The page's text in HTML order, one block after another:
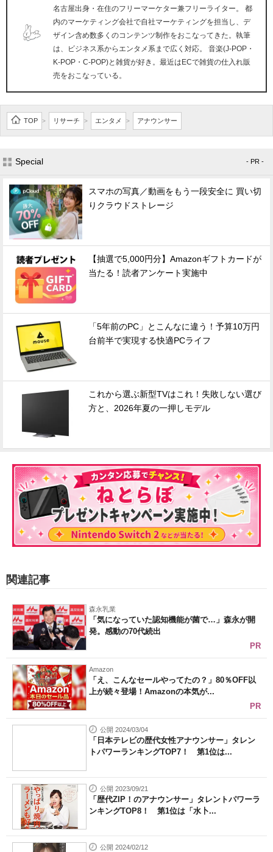
名古屋出身・在住のフリーマーケター兼フリーライター。 都
内のマーケティング会社で自社マーケティングを担当し、デ
ザイン含め数多くのコンテンツ制作をおこなってきた。執筆
は、ビジネス系からエンタメ系まで広く対応。 音楽(J-POP・
K-POP・C-POP)と雑貨が好き。最近はECで雑貨の仕入れ販
売をおこなっている。
TOP > リサーチ > エンタメ > アナウンサー
Special - PR -
スマホの写真／動画をもう一段安全に 買い切
りクラウドストレージ
【抽選で5,000円分】Amazonギフトカードが
当たる！読者アンケート実施中
「5年前のPC」とこんなに違う！予算10万円
台前半で実現する快適PCライフ
これから選ぶ新型TVはこれ！失敗しない選び
方と、2026年夏の一押しモデル
関連記事
森永乳業
「気になっていた認知機能が菌で…」森永が開
発。感動の70代続出
PR
Amazon
「え、こんなセールやってたの？」80％OFF以
上が続々登場！Amazonの本気が...
PR
公開 2024/03/04
「日本テレビの歴代女性アナウンサー」タレン
トパワーランキングTOP7！ 第1位は...
公開 2023/09/21
「歴代ZIP！のアナウンサー」タレントパワーラ
ンキングTOP8！ 第1位は「水卜...
公開 2024/02/12